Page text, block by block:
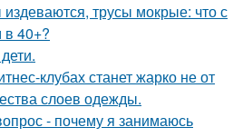
трусы мокрые: что с
в 40+?
клубах станет жарко не от
слоев одежды.
- почему я занимаюсь